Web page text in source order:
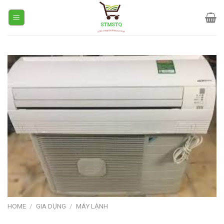
HOME / GIA DỤNG / MÁY LẠNH